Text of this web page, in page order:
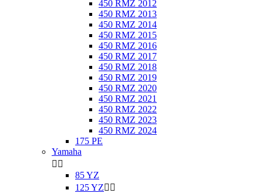
450 RMZ 2012
450 RMZ 2013
450 RMZ 2014
450 RMZ 2015
450 RMZ 2016
450 RMZ 2017
450 RMZ 2018
450 RMZ 2019
450 RMZ 2020
450 RMZ 2021
450 RMZ 2022
450 RMZ 2023
450 RMZ 2024
175 PE
Yamaha
 
85 YZ
125 YZ 